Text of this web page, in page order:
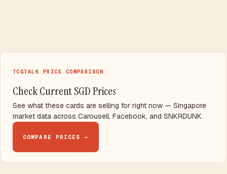
TCGTALK PRICE COMPARISON
Check Current SGD Prices
See what these cards are selling for right now — Singapore
market data across Carousell, Facebook, and SNKRDUNK.
COMPARE PRICES →